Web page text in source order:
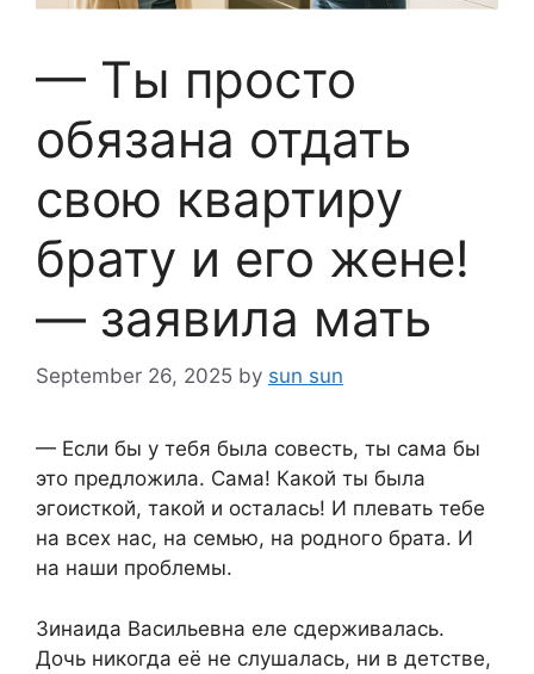
— Ты просто
обязана отдать
свою квартиру
брату и его жене!
— заявила мать
September 26, 2025 by sun sun
— Если бы у тебя была совесть, ты сама бы
это предложила. Сама! Какой ты была
эгоисткой, такой и осталась! И плевать тебе
на всех нас, на семью, на родного брата. И
на наши проблемы.
Зинаида Васильевна еле сдерживалась.
Дочь никогда её не слушалась, ни в детстве,